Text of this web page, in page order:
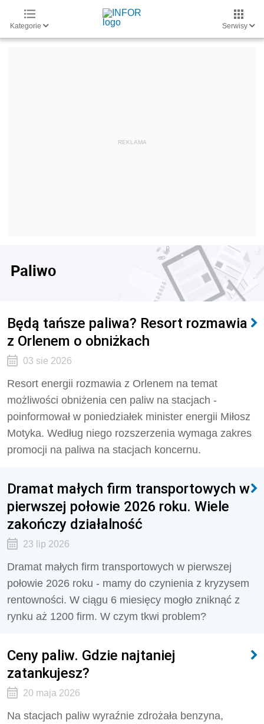
Kategorie Serwisy
Paliwo
Będą tańsze paliwa? Resort rozmawia
z Orlenem o obniżkach
03 sie 2026
Resort energii rozmawia z Orlenem na temat
możliwości obniżenia cen paliw na stacjach -
poinformował w poniedziałek minister energii Miłosz
Motyka. Według niego rozszerzenia wymaga zakres
promocji na paliwa na stacjach koncernu.
Dramat małych firm transportowych w
pierwszej połowie 2026 roku. Wiele
zakończy działalność
23 lip 2026
Dramat małych firm transportowych w pierwszej
połowie 2026 roku - mamy do czynienia z kryzysem
rentowności. W ciągu 6 miesięcy mogło zniknąć z
rynku aż 1200 firm. W czym tkwi problem?
Ceny paliw. Gdzie najtaniej
zatankujesz?
20 maja 2026
Na stacjach paliw wyraźnie zdrożała benzyna,